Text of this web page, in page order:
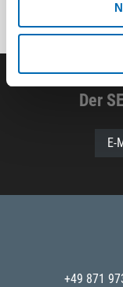
Der
E-
+49 871